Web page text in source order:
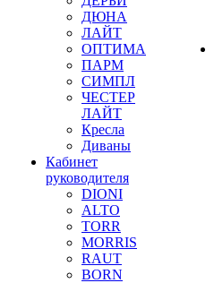
ДЮНА
ЛАЙТ
ОПТИМА
ПАРМ
СИМПЛ
ЧЕСТЕР
ЛАЙТ
Кресла
Диваны
Кабинет
руководителя
DIONI
ALTO
TORR
MORRIS
RAUT
BORN